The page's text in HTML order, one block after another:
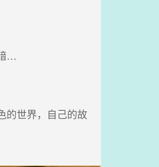
…
的世界，自己的故